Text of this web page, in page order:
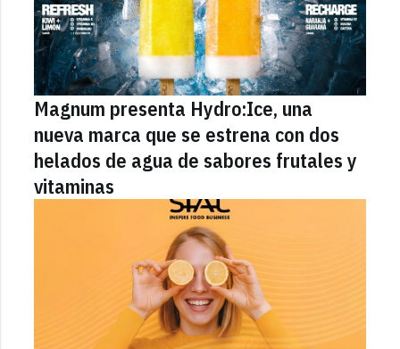
Magnum presenta Hydro:Ice, una
nueva marca que se estrena con dos
helados de agua de sabores frutales y
vitaminas